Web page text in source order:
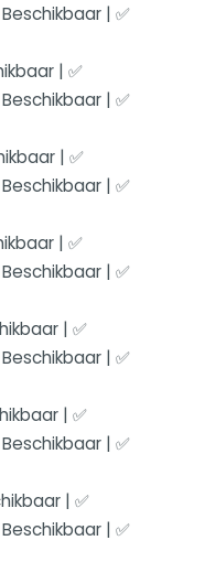
| ✅
| ✅
| ✅
| ✅
| ✅
| ✅
| ✅
| ✅
| ✅
| ✅
| ✅
| ✅
| ✅